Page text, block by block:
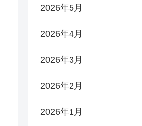
2026年5月
2026年4月
2026年3月
2026年2月
2026年1月